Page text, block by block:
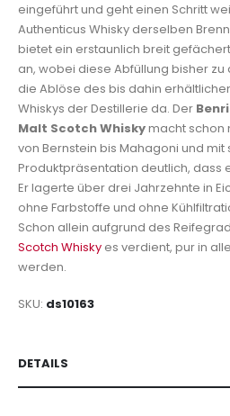
eingeführt und geht einen Schritt
Authenticus Whisky derselben
bietet ein erstaunlich breit
an, wobei diese Abfüllung bisher zu
die Ablöse des bis dahin
Whiskys der Destillerie da. Der
Malt Scotch Whiskymacht schon
von Bernstein bis Mahagoni und mit
Produktpräsentation deutlich, dass
Er lagerte über drei Jahrzehnte in
ohne Farbstoffe und ohne
Schon allein aufgrund des
Scotch Whisky es verdient, pur in
werden.
SKU ds10163
DETAILS